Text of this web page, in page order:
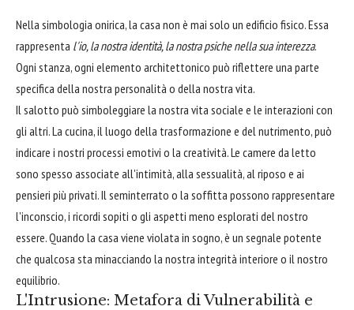
Nella simbologia onirica, la casa non è mai solo un edificio fisico. Essa
rappresenta l'io, la nostra identità, la nostra psiche nella sua interezza.
Ogni stanza, ogni elemento architettonico può riflettere una parte
specifica della nostra personalità o della nostra vita.
Il salotto può simboleggiare la nostra vita sociale e le interazioni con
gli altri. La cucina, il luogo della trasformazione e del nutrimento, può
indicare i nostri processi emotivi o la creatività. Le camere da letto
sono spesso associate all'intimità, alla sessualità, al riposo e ai
pensieri più privati. Il seminterrato o la soffitta possono rappresentare
l'inconscio, i ricordi sopiti o gli aspetti meno esplorati del nostro
essere. Quando la casa viene violata in sogno, è un segnale potente
che qualcosa sta minacciando la nostra integrità interiore o il nostro
equilibrio.
L'Intrusione: Metafora di Vulnerabilità e